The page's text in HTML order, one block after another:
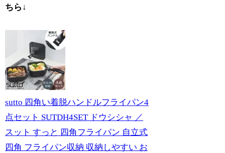
ちら↓
sutto 四角い着脱ハンドルフライパン4
点セット SUTDH4SET ドウシシャ ／
スット すっと 四角フライパン 自立式
四角 フライパン収納 収納しやすい お